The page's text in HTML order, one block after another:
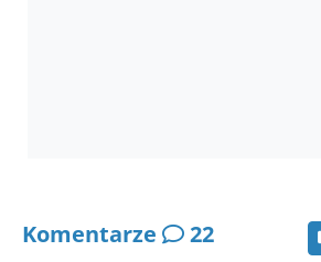
Komentarze 22